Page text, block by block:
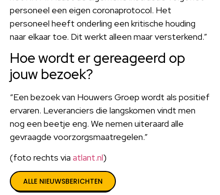
personeel een eigen coronaprotocol. Het
personeel heeft onderling een kritische houding
naar elkaar toe. Dit werkt alleen maar versterkend.”
Hoe wordt er gereageerd op
jouw bezoek?
“Een bezoek van Houwers Groep wordt als positief
ervaren. Leveranciers die langskomen vindt men
nog een beetje eng. We nemen uiteraard alle
gevraagde voorzorgsmaatregelen.”
(foto rechts via atlant.nl)
ALLE NIEUWSBERICHTEN